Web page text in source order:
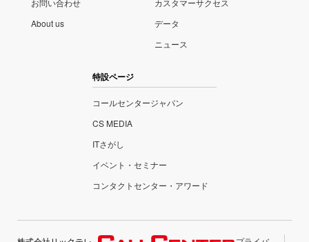
About us
データ
ニュース
特設ページ
コールセンタージャパン
CS MEDIA
ITさがし
イベント・セミナー
コンタクトセンター・アワード